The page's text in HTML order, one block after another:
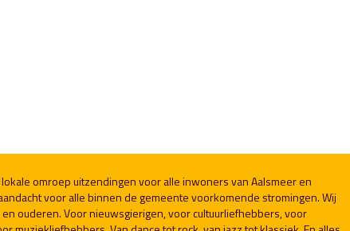
omroep uitzendingen voor alle inwoners van Aalsmeer en
voor alle binnen de gemeente voorkomende stromingen. Wij
ouderen. Voor nieuwsgierigen, voor cultuurliefhebbers, voor